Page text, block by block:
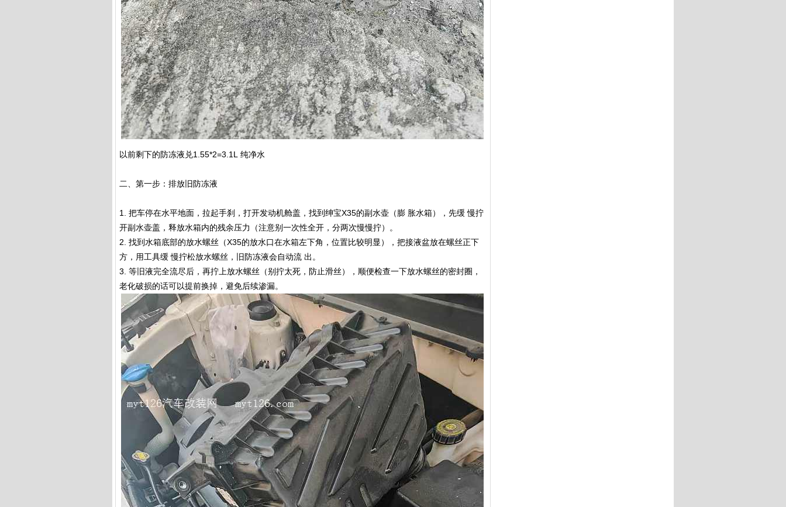
以前剩下的防冻液兑1.55*2=3.1L 纯净水
二、第一步：排放旧防冻液
1. 把车停在水平地面，拉起手刹，打开发动机舱盖，找到绅宝X35的副水壶（膨 胀水箱），先缓 慢拧
开副水壶盖，释放水箱内的残余压力（注意别一次性全开，分两次慢慢拧）。
2. 找到水箱底部的放水螺丝（X35的放水口在水箱左下角，位置比较明显），把接液盆放在螺丝正下
方，用工具缓 慢拧松放水螺丝，旧防冻液会自动流 出。
3. 等旧液完全流尽后，再拧上放水螺丝（别拧太死，防止滑丝），顺便检查一下放水螺丝的密封圈，
老化破损的话可以提前换掉，避免后续渗漏。